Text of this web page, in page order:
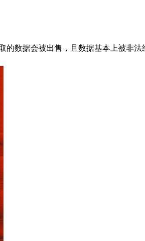
数据会被出售，且数据基本上被非法